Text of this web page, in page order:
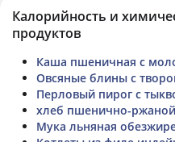
Калорийность и
продуктов
Каша пшеничная с
Овсяные блины с
Перловый пирог с
хлеб пшенично-
Мука льняная